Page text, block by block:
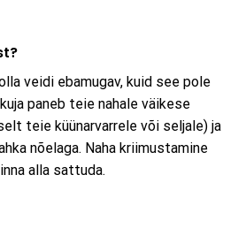
veidi ebamugav, kuid see pole
paneb teie nahale väikese
teie küünarvarrele või seljale) ja
nõelaga. Naha kriimustamine
alla sattuda.